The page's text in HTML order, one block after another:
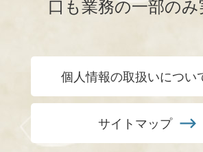
口も業務の一部のみ
個人情報の取扱いについ
サイトマップ